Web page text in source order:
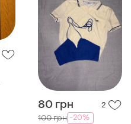
80 грн 2
100 грн -20%